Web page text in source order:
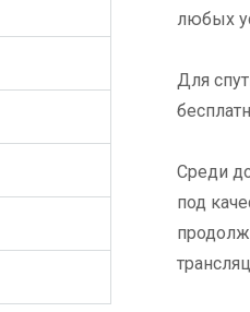
любых
Для
Среди
под